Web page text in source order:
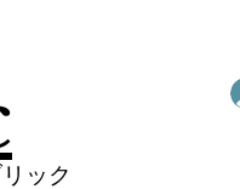
ック